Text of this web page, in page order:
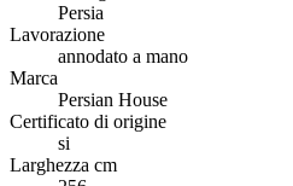
Persia
Lavorazione
annodato a mano
Marca
Persian House
Certificato di origine
si
Larghezza cm